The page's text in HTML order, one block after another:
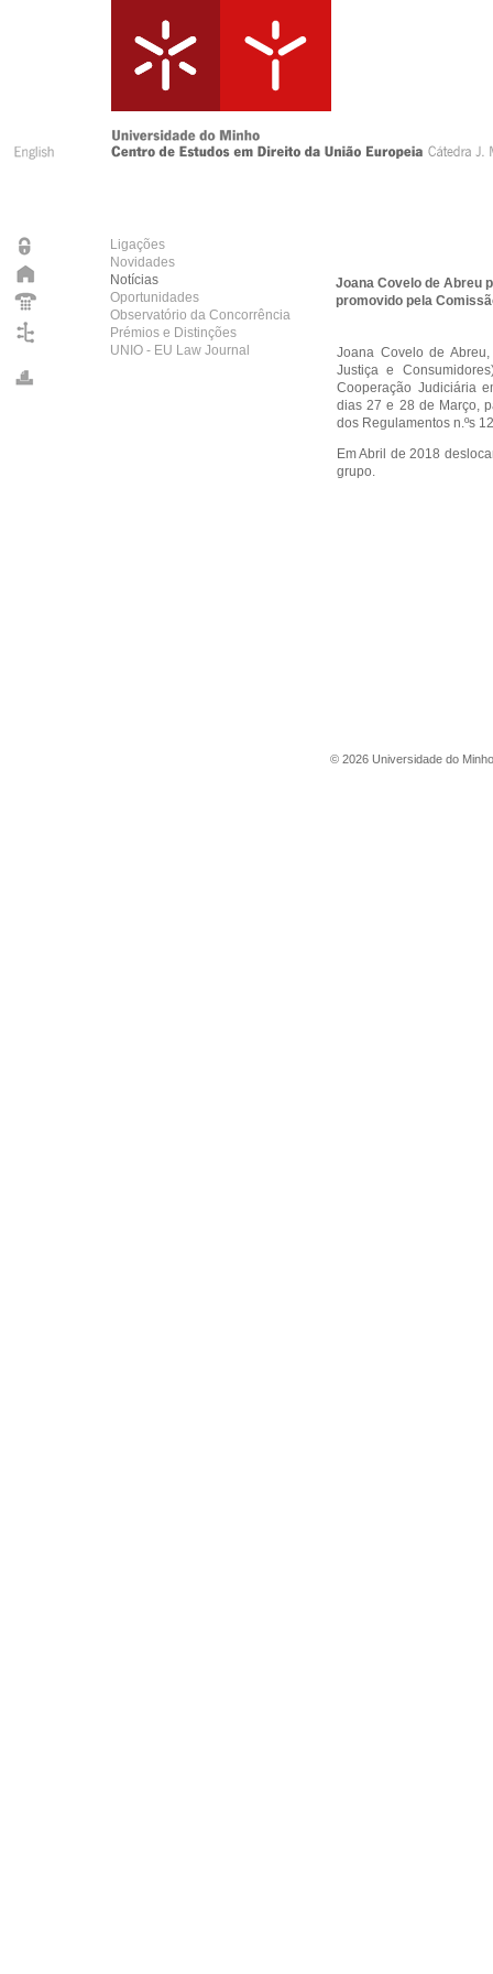
Ligações
Novidades
Notícias
Oportunidades
Observatório da Concorrência
Prémios e Distinções
UNIO - EU Law Journal
Joana Covelo de Abreu
promovido pela
Joana Covelo de
Justiça e
Cooperação Judiciária
dias 27 e 28 de Março,
dos Regulamentos n.ºs
Em Abril de 2018
grupo.
© 2026 Universidade do